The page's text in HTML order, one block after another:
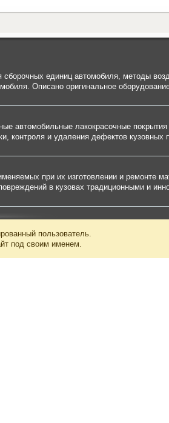
сборочных единиц автомобиля, методы
Описано оригинальное
автомобильные лакокрасочные
контроля и удаления дефектов кузовных
при их изготовлении и ремонте
в кузовах традиционными и
пользователь.
под своим именем.